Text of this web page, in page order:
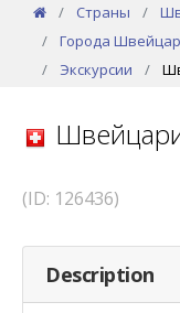
Страны
Города
Экскурсии
(ID: 126436)
Description